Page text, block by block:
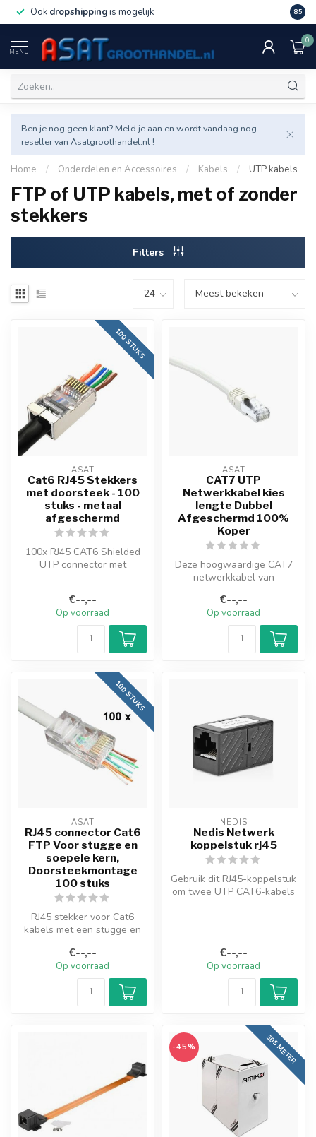
Ook dropshippingis mogelijk Veel
8.5
MENU
0
Ben je nog geen klant? Meld je aan en wordt vandaag nog
reseller van Asatgroothandel.nl !
Home / Onderdelen en Accessoires / Kabels / UTP kabels
FTP of UTP kabels, met of zonder
stekkers
Filters
100 STUKS
ASAT
Cat6 RJ45 Stekkers
met doorsteek - 100
stuks - metaal
afgeschermd
100x RJ45 CAT6 Shielded
UTP connector met
€--,--
Op voorraad
ASAT
CAT7 UTP
Netwerkkabel kies
lengte Dubbel
Afgeschermd 100%
Koper
Deze hoogwaardige CAT7
netwerkkabel van
ontworpen voor ...
€--,--
Op voorraad
100 STUKS
ASAT
RJ45 connector Cat6
FTP Voor stugge en
soepele kern,
Doorsteekmontage
100 stuks
RJ45 stekker voor Cat6
kabels met een stugge en
stevig...
€--,--
Op voorraad
NEDIS
Nedis Netwerk
koppelstuk rj45
Gebruik dit RJ45-koppelstuk
om twee UTP CAT6-kabels
€--,--
Op voorraad
305 METER
-45%